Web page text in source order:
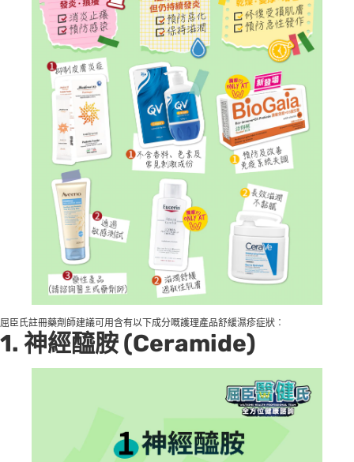
屈臣氏註冊藥劑師建議可用含有以下成分嘅護理產品舒緩濕疹症狀︰
1. 神經醯胺 (Ceramide)